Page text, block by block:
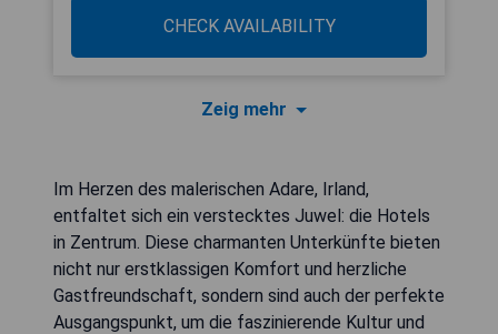
CHECK AVAILABILITY
Zeig mehr
Im Herzen des malerischen Adare, Irland,
entfaltet sich ein verstecktes Juwel: die Hotels
in Zentrum. Diese charmanten Unterkünfte bieten
nicht nur erstklassigen Komfort und herzliche
Gastfreundschaft, sondern sind auch der perfekte
Ausgangspunkt, um die faszinierende Kultur und